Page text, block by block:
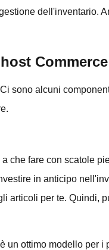
dell'inventario.
Commerce
sono alcuni
che fare con scatole
in anticipo
articoli per te. Quindi,
un ottimo modello per